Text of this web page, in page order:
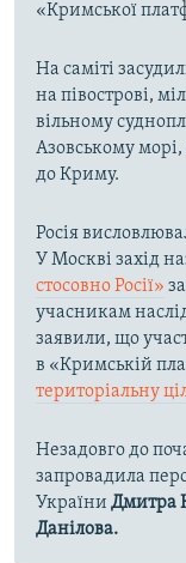
«Кримської
На саміті
на півострові,
вільному
Азовському
до Криму.
Росія
У Москві захід
стосовно Росії»
учасникам
заявили, що
в «Кримській
територіальну
Незадовго до
запровадила
України Дмитра
Данілова.